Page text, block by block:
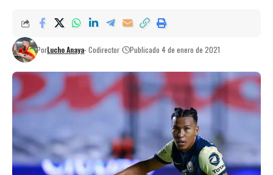
PorLucho Anaya- Codirector Publicado 4 de enero de 2021